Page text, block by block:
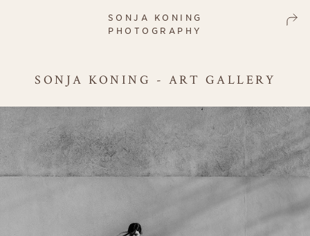
SONJA KONING
PHOTOGRAPHY
SONJA KONING - ART GALLERY